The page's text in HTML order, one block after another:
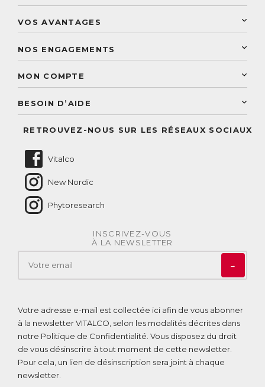
Laboratoire Landais
Découvrez le catalogue
VOS AVANTAGES
Paiement sécurisé
Conseils personnalisés
NOS ENGAGEMENTS
Conseil personnalisé
MON COMPTE
BESOIN D’AIDE
RETROUVEZ-NOUS SUR LES RÉSEAUX SOCIAUX
Vitalco
New Nordic
Phytoresearch
INSCRIVEZ-VOUS
À LA NEWSLETTER
→
Votre adresse e-mail est collectée ici afin de vous abonner
à la newsletter VITALCO, selon les modalités décrites dans
notre Politique de Confidentialité . Vous disposez du droit
de vous désinscrire à tout moment de cette newsletter.
Pour cela, un lien de désinscription sera joint à chaque
newsletter.